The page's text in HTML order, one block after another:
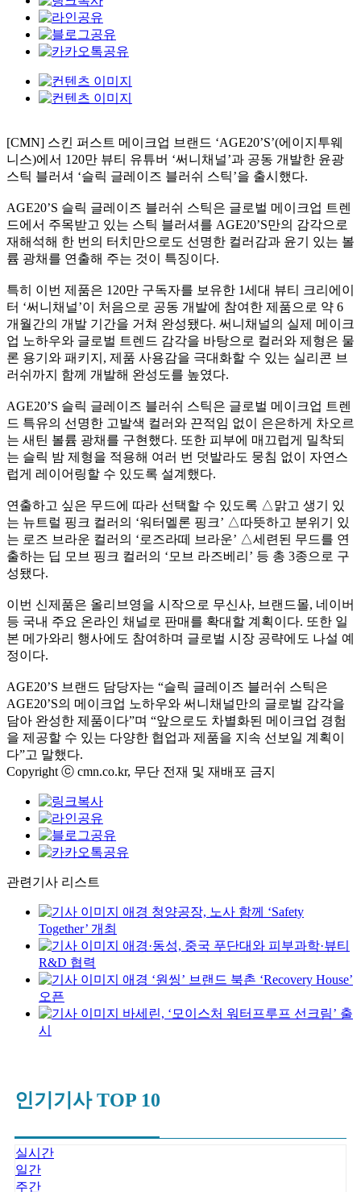
[CMN] 스킨 퍼스트 메이크업 브랜드 ‘AGE20’S’(에이지투웨
니스)에서 120만 뷰티 유튜버 ‘써니채널’과 공동 개발한 윤광
스틱 블러셔 ‘슬릭 글레이즈 블러쉬 스틱’을 출시했다.
AGE20’S 슬릭 글레이즈 블러쉬 스틱은 글로벌 메이크업 트렌
드에서 주목받고 있는 스틱 블러셔를 AGE20’S만의 감각으로
재해석해 한 번의 터치만으로도 선명한 컬러감과 윤기 있는 볼
륨 광채를 연출해 주는 것이 특징이다.
특히 이번 제품은 120만 구독자를 보유한 1세대 뷰티 크리에이
터 ‘써니채널’이 처음으로 공동 개발에 참여한 제품으로 약 6
개월간의 개발 기간을 거쳐 완성됐다. 써니채널의 실제 메이크
업 노하우와 글로벌 트렌드 감각을 바탕으로 컬러와 제형은 물
론 용기와 패키지, 제품 사용감을 극대화할 수 있는 실리콘 브
러쉬까지 함께 개발해 완성도를 높였다.
AGE20’S 슬릭 글레이즈 블러쉬 스틱은 글로벌 메이크업 트렌
드 특유의 선명한 고발색 컬러와 끈적임 없이 은은하게 차오르
는 새틴 볼륨 광채를 구현했다. 또한 피부에 매끄럽게 밀착되
는 슬릭 밤 제형을 적용해 여러 번 덧발라도 뭉침 없이 자연스
럽게 레이어링할 수 있도록 설계했다.
연출하고 싶은 무드에 따라 선택할 수 있도록 △맑고 생기 있
는 뉴트럴 핑크 컬러의 ‘워터멜론 핑크’ △따뜻하고 분위기 있
는 로즈 브라운 컬러의 ‘로즈라떼 브라운’ △세련된 무드를 연
출하는 딥 모브 핑크 컬러의 ‘모브 라즈베리’ 등 총 3종으로 구
성됐다.
이번 신제품은 올리브영을 시작으로 무신사, 브랜드몰, 네이버
등 국내 주요 온라인 채널로 판매를 확대할 계획이다. 또한 일
본 메가와리 행사에도 참여하며 글로벌 시장 공략에도 나설 예
정이다.
AGE20’S 브랜드 담당자는 “슬릭 글레이즈 블러쉬 스틱은
AGE20’S의 메이크업 노하우와 써니채널만의 글로벌 감각을
담아 완성한 제품이다”며 “앞으로도 차별화된 메이크업 경험
을 제공할 수 있는 다양한 협업과 제품을 지속 선보일 계획이
다”고 말했다.
Copyright ⓒ cmn.co.kr, 무단 전재 및 재배포 금지
관련기사 리스트
애경 청양공장, 노사 함께 ‘Safety
Together’ 개최
애경·동성, 중국 푸단대와 피부과학·뷰티
R&D 협력
애경 ‘원씽’ 브랜드 북촌 ‘Recovery House’
오픈
바세린, ‘모이스처 워터프루프 선크림’ 출
시
인기기사 TOP 10
실시간
일간
주간